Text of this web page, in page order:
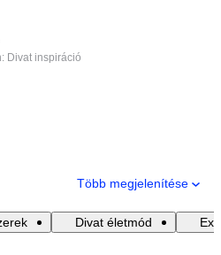
Divat inspiráció
Több megjelenítése
Divat életmód